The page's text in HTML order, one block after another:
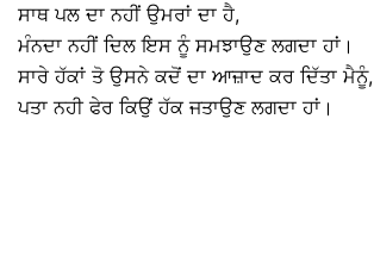
ਸਾਥ ਪਲ ਦਾ ਨਹੀਂ ਉਮਰਾਂ ਦਾ ਹੈ,
ਮੰਨਦਾ ਨਹੀਂ ਦਿਲ ਇਸ ਨੂੰ ਸਮਝਾਉਣ ਲਗਦਾ ਹਾਂ।
ਸਾਰੇ ਹੱਕਾਂ ਤੋ ਉਸਨੇ ਕਦੋਂ ਦਾ ਆਜ਼ਾਦ ਕਰ ਦਿੱਤਾ ਮੈਨੂੰ,
ਪਤਾ ਨਹੀ ਫੇਰ ਕਿਉਂ ਹੱਕ ਜਤਾਉਣ ਲਗਦਾ ਹਾਂ।